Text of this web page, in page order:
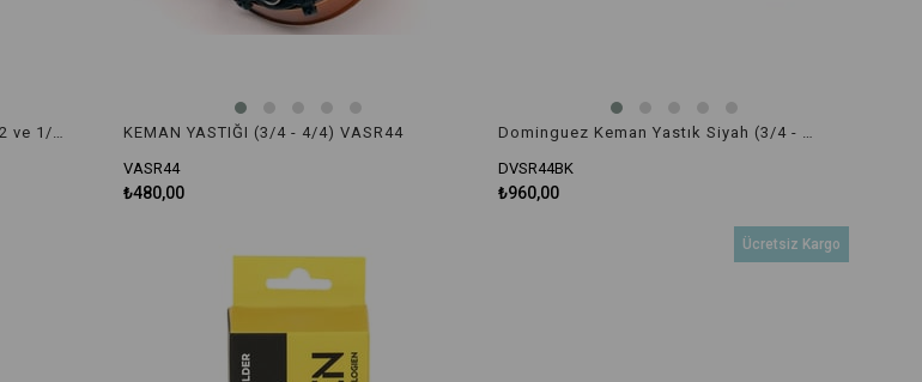
KEMAN YASTIĞI (3/4 - 4/4) VASR44
VASR44
₺480,00
DVSR44BK
₺960,00
Ücretsiz Kargo